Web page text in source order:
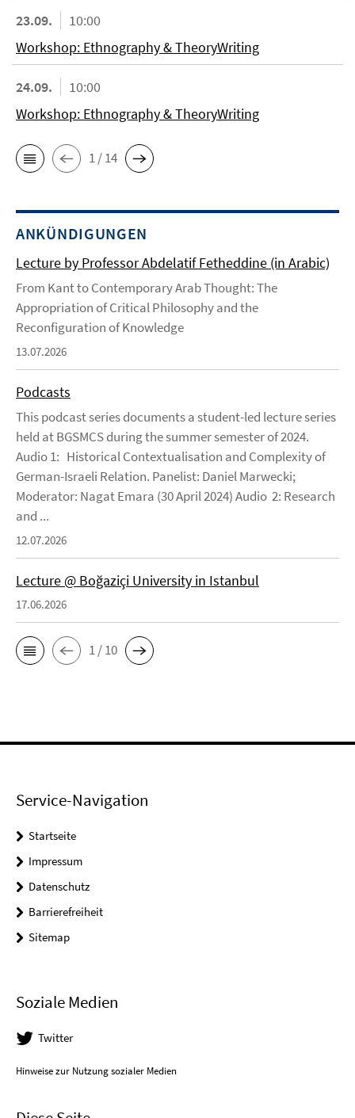
23.09.
10:00
Workshop: Ethnography & TheoryWriting
24.09.
10:00
Workshop: Ethnography & TheoryWriting
1 / 14
ANKÜNDIGUNGEN
Lecture by Professor Abdelatif Fetheddine (in Arabic)
From Kant to Contemporary Arab Thought: The
Appropriation of Critical Philosophy and the
Reconfiguration of Knowledge
13.07.2026
Podcasts
This podcast series documents a student-led lecture series
held at BGSMCS during the summer semester of 2024.
Audio 1: Historical Contextualisation and Complexity of
German-Israeli Relation. Panelist: Daniel Marwecki;
Moderator: Nagat Emara (30 April 2024) Audio 2: Research
and ...
12.07.2026
Lecture @ Boğaziçi University in Istanbul
17.06.2026
1 / 10
Service-Navigation
Startseite
Impressum
Datenschutz
Barrierefreiheit
Sitemap
Soziale Medien
Twitter
Hinweise zur Nutzung sozialer Medien